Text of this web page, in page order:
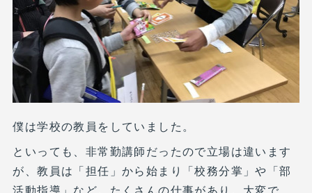
僕は学校の教員をしていました。
といっても、非常勤講師だったので立場は違います
が、教員は「担任」から始まり「校務分掌」や「部